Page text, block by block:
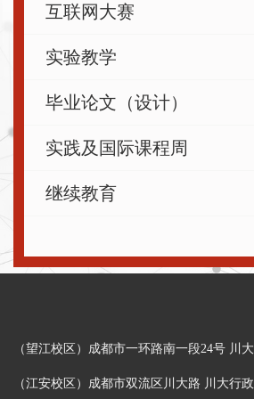
互联网大赛
实验教学
毕业论文（设计）
实践及国际课程周
继续教育
（望江校区）成都市一环路南一段24号 川
（江安校区）成都市双流区川大路 川大行